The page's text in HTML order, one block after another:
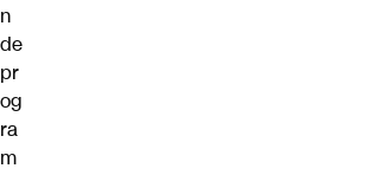
n
de
pr
og
ra
m